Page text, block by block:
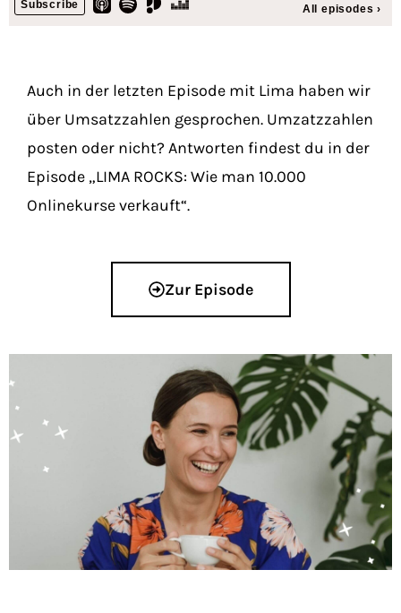
Auch in der letzten Episode mit Lima haben wir
über Umsatzzahlen gesprochen. Umzatzzahlen
posten oder nicht? Antworten findest du in der
Episode „LIMA ROCKS: Wie man 10.000
Onlinekurse verkauft“.
Zur Episode